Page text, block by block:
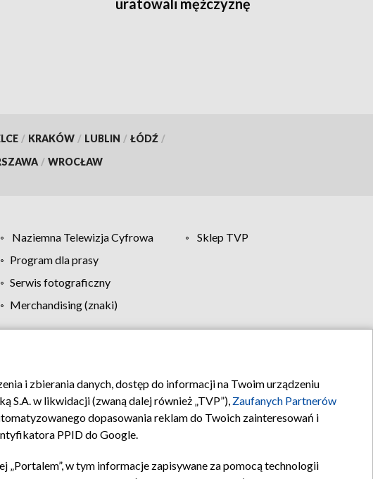
/ KRAKÓW / LUBLIN / ŁÓDŹ /
/ WROCŁAW
Naziemna Telewizja Cyfrowa
Sklep TVP
Program dla prasy
Serwis fotograficzny
Merchandising (znaki)
Biuro reklamy Kontakt
i zbierania danych, dostęp do informacji na Twoim urządzeniu
S.A. w likwidacji (zwaną dalej również „TVP”), Zaufanych Partnerów
dopasowania reklam do Twoich zainteresowań i
PPID do Google.
„Portalem”, w tym informacje zapisywane za pomocą technologii